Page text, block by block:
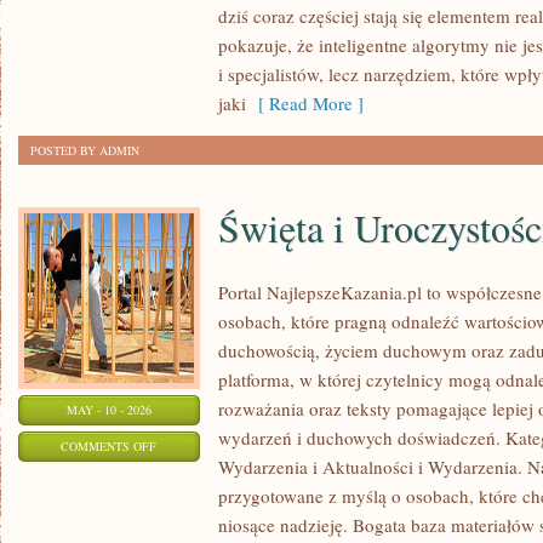
dziś coraz częściej stają się elementem
pokazuje, że inteligentne algorytmy nie
i specjalistów, lecz narzędziem, które
jaki [ Read More ]
POSTED BY ADMIN
MAY - 10 - 2026
COMMENTS OFFON
UROCZYSTOŚCI
Święta i
Portal NajlepszeKazania.pl to
osobach, które pragną odnaleźć
duchowością, życiem duchowym oraz
platforma, w której czytelnicy mogą
rozważania oraz teksty pomagające
wydarzeń i duchowych doświadczeń.
Wydarzenia i Aktualności i Wydarzenia.
przygotowane z myślą o osobach, które
niosące nadzieję. Bogata baza